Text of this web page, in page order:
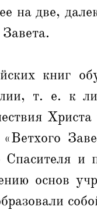
на две,
книг
т. е. к
и
основ